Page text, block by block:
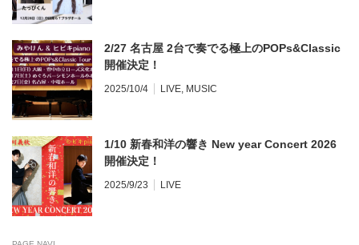
2/27 名古屋 2台で奏でる極上のPOPs&Classic
開催決定！
2025/10/4 LIVE, MUSIC
1/10 新春和洋の響き New year Concert 2026
開催決定！
2025/9/23 LIVE